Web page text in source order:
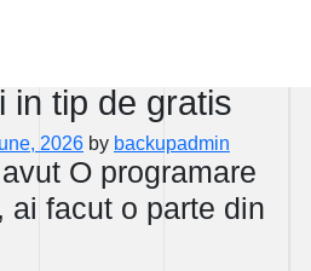
din ?ara
in tip de gratis
2026 by backupadmin
O programare
ai facut o parte din